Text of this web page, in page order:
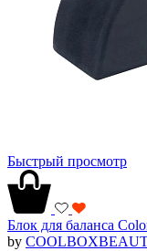
Быстрый просмотр
Блок для баланса
by